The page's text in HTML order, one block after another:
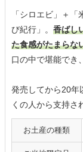
「シロエビ」＋
び紀行」。 香ばし
た食感がたまらな
口の中で堪能でき
発売してから20年
くの人から支持さ
お土産の種類